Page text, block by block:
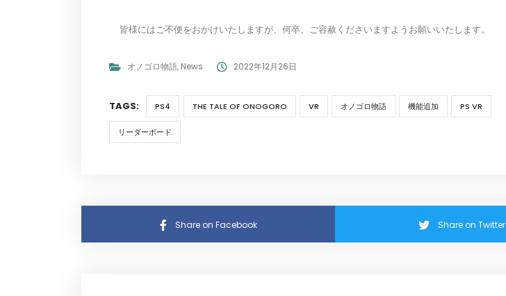
皆様にはご不便をおかけいたしますが、何卒、ご容赦くださいますようお願いいたします。
オノゴロ物語, News 2022年12月26日
TAGS: PS4 THE TALE OF ONOGORO VR オノゴロ物語 機能追加 PS VR
リーダーボード
Share on Facebook Share on Twitter